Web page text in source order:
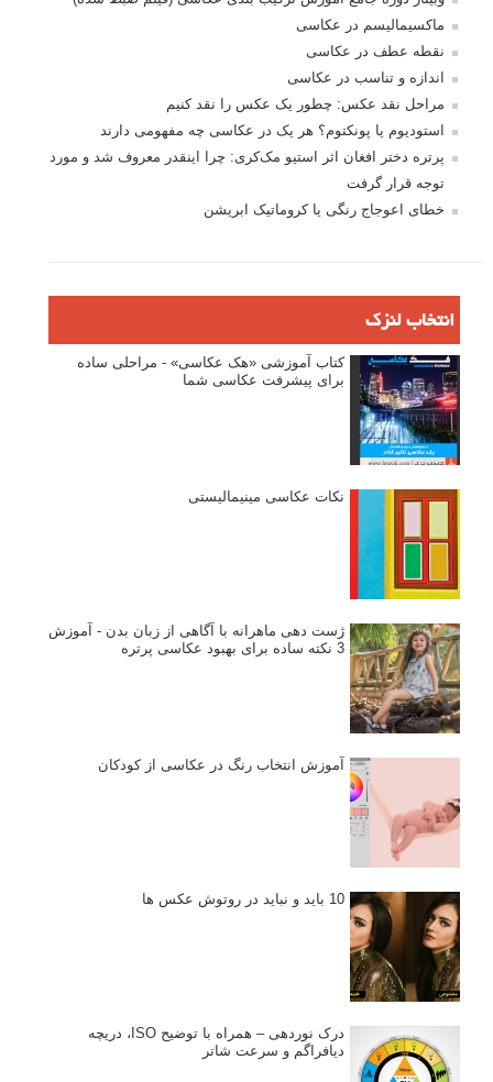
ماکسیمالیسم در عکاسی
نقطه عطف در عکاسی
اندازه و تناسب در عکاسی
مراحل نقد عکس: چطور یک عکس را نقد کنیم
استودیوم یا پونکتوم؟ هر یک در عکاسی چه مفهومی دارند
پرتره دختر افغان اثر استیو مک‌کری: چرا اینقدر معروف شد و مورد
توجه قرار گرفت
خطای اعوجاج رنگی یا کروماتیک ابریشن
انتخاب لنزک
کتاب آموزشی «هک عکاسی» - مراحلی ساده
برای پیشرفت عکاسی شما
نکات عکاسی مینیمالیستی
ژست دهی ماهرانه با آگاهی از زبان بدن - آموزش
3 نکته ساده برای بهبود عکاسی پرتره
آموزش انتخاب رنگ در عکاسی از کودکان
10 باید و نباید در روتوش عکس ها
درک نوردهی – همراه با توضیح ISO، دریچه
دیافراگم و سرعت شاتر